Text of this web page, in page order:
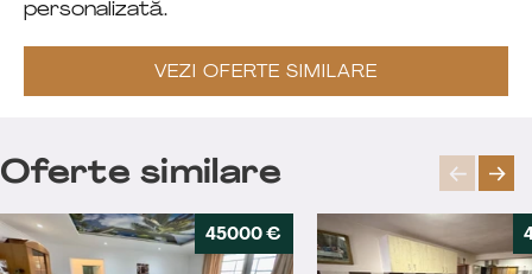
personalizată.
VEZI OFERTE SIMILARE
Oferte similare
45000 €